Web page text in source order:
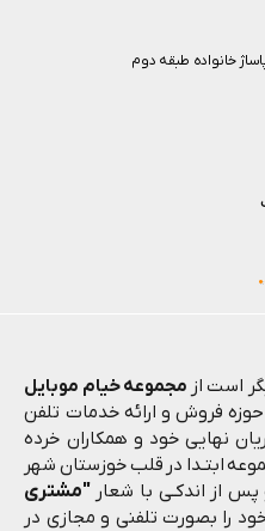
است از مجموعه خیام موبایل
فروش و ارائه خدمات تلفن
نهایی خود و همکاران خرده
ابتـدا در قلب خوزستان شهر
پس از اندکـی با شعار "مشتری
را بصورت تلفنی و مجازی در
خانواده طبقه دوم